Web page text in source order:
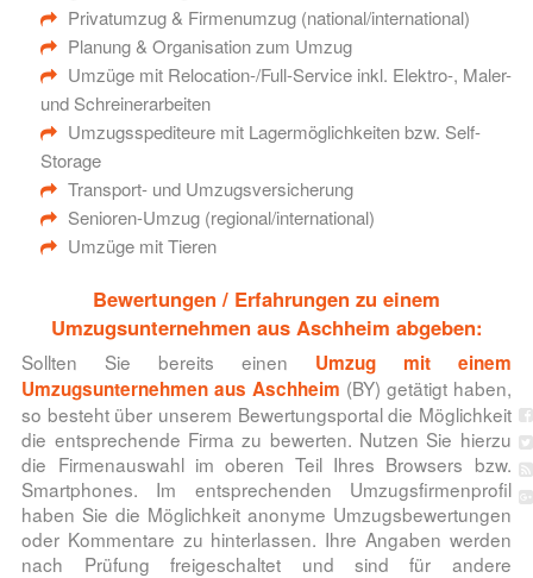
Privatumzug & Firmenumzug (national/international)
Planung & Organisation zum Umzug
Umzüge mit Relocation-/Full-Service inkl. Elektro-, Maler-
und Schreinerarbeiten
Umzugsspediteure mit Lagermöglichkeiten bzw. Self-
Storage
Transport- und Umzugsversicherung
Senioren-Umzug (regional/international)
Umzüge mit Tieren
Bewertungen / Erfahrungen zu einem
Umzugsunternehmen aus Aschheim abgeben:
Sollten Sie bereits einen Umzug mit einem
Umzugsunternehmen aus Aschheim (BY) getätigt haben,
so besteht über unserem Bewertungsportal die Möglichkeit
die entsprechende Firma zu bewerten. Nutzen Sie hierzu
die Firmenauswahl im oberen Teil Ihres Browsers bzw.
Smartphones. Im entsprechenden Umzugsfirmenprofil
haben Sie die Möglichkeit anonyme Umzugsbewertungen
oder Kommentare zu hinterlassen. Ihre Angaben werden
nach Prüfung freigeschaltet und sind für andere